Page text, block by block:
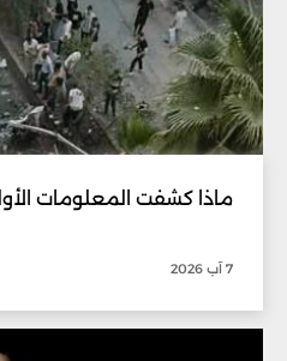
ماذا كشفت المعلومات
7 آب 2026